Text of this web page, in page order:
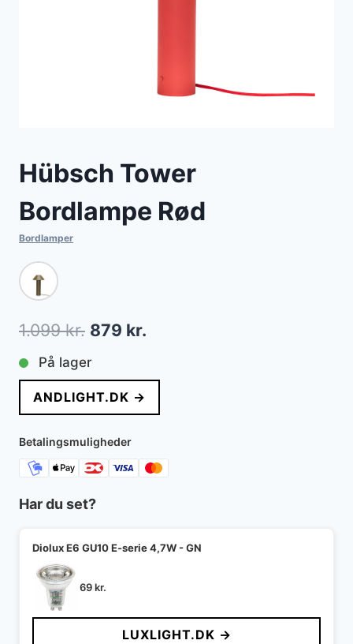
Hübsch Tower
Bordlampe Rød
Bordlamper
1.099kr. Den
oprindelige
pris
var:
1.099 kr..
879 kr.
pris
er:
På lager
ANDLIGHT.DK →
Betalingsmuligheder
Har du set?
Diolux E6 GU10 E-serie 4,7W - GN
69kr.
LUXLIGHT.DK →